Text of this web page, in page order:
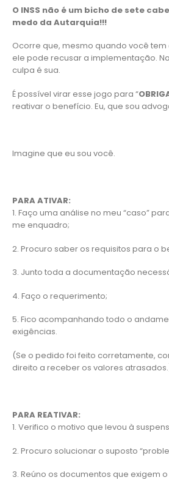
O INSS não é um bicho de sete
medo da Autarquia!!!
Ocorre que, mesmo quando você
ele pode recusar a implementação.
culpa é sua.
É possível virar esse jogo para “
reativar o benefício. Eu, que sou
Imagine que eu sou você.
PARA ATIVAR:
1. Faço uma análise no meu “caso”
me enquadro;
2. Procuro saber os requisitos para o
3. Junto toda a documentação
4. Faço o requerimento;
5. Fico acompanhando todo o
exigências.
(Se o pedido foi feito corretamente,
direito a receber os valores
PARA REATIVAR:
1. Verifico o motivo que levou à
2. Procuro solucionar o suposto
3. Reúno os documentos que exigem